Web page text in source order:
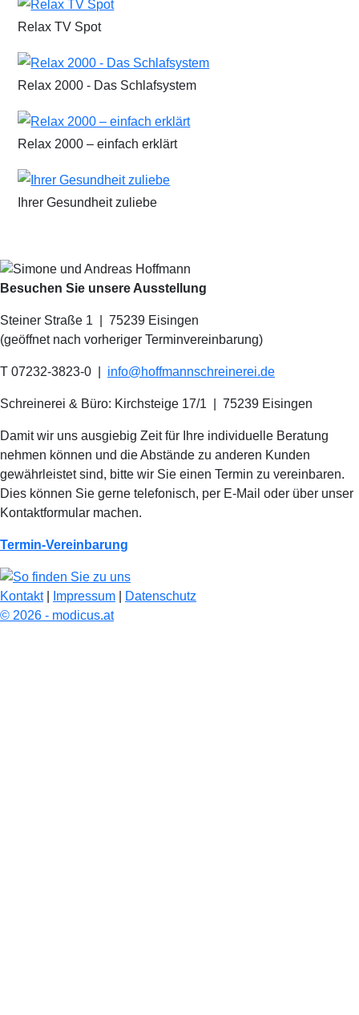
Relax TV Spot
Relax 2000 - Das Schlafsystem
Relax 2000 – einfach erklärt
Ihrer Gesundheit zuliebe
Besuchen Sie unsere Ausstellung
Steiner Straße 1 | 75239 Eisingen
(geöffnet nach vorheriger Terminvereinbarung)
T 07232-3823-0 info@hoffmannschreinerei.de
Schreinerei & Büro: Kirchsteige 17/1 75239 Eisingen
Damit wir uns ausgiebig Zeit für Ihre individuelle Beratung
nehmen können und die Abstände zu anderen Kunden
gewährleistet sind, bitte wir Sie einen Termin zu vereinbaren.
Dies können Sie gerne telefonisch, per E-Mail oder über unser
Kontaktformular machen.
Termin-Vereinbarung
Kontakt| Impressum
Datenschutz
© 2026 - modicus.at